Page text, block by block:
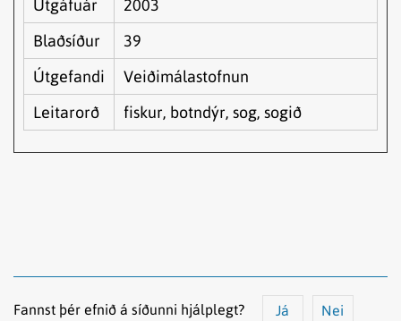
Útgáfuár
2003
Blaðsíður
39
Útgefandi
Veiðimálastofnun
Leitarorð
fiskur, botndýr, sog, sogið
Fannst þér efnið á síðunni hjálplegt? Já Nei